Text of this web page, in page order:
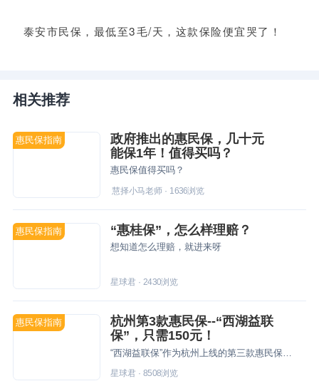
泰安市民保，最低至3毛/天，这款保险便宜哭了！
相关推荐
惠民保指南
政府推出的惠民保，几十元
能保1年！值得买吗？
惠民保值得买吗？
慧择小马老师· 1636浏览
惠民保指南 “惠桂保”，怎么样理赔？
想知道怎么理赔，就进来呀
星球君· 2430浏览
惠民保指南
杭州第3款惠民保--“西湖益联
保”，只需150元！
星球君· 8508浏览